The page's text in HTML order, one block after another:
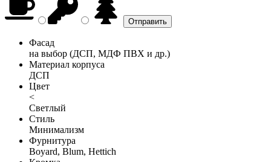
Фасад
на выбор (ДСП, МДФ ПВХ и др.)
Материал корпуса
ДСП
Цвет
<
Светлый
Стиль
Минимализм
Фурнитура
Boyard, Blum, Hettich